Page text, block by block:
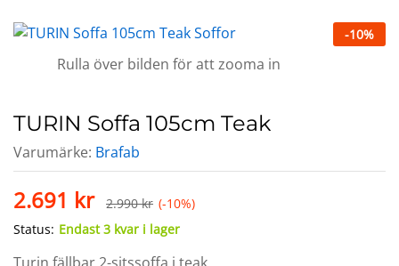
-10%
Rulla över bilden för att zooma in
TURIN Soffa 105cm Teak
Varumärke: Brafab
2.691 kr 2.990kr (-10%)
Status: Endast 3 kvar i lager